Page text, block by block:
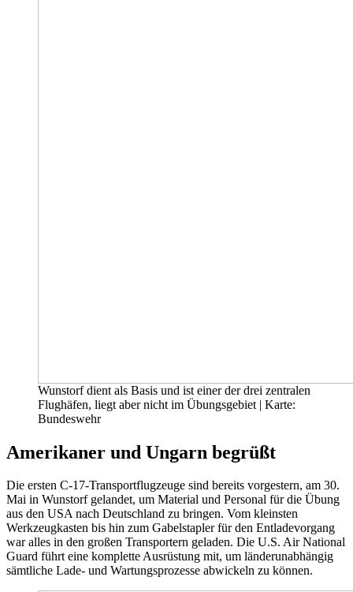
Wunstorf dient als Basis und ist einer der drei zentralen
Flughäfen, liegt aber nicht im Übungsgebiet | Karte:
Bundeswehr
Amerikaner und Ungarn begrüßt
Die ersten C-17-Transportflugzeuge sind bereits vorgestern, am 30.
Mai in Wunstorf gelandet, um Material und Personal für die Übung
aus den USA nach Deutschland zu bringen. Vom kleinsten
Werkzeugkasten bis hin zum Gabelstapler für den Entladevorgang
war alles in den großen Transportern geladen. Die U.S. Air National
Guard führt eine komplette Ausrüstung mit, um länderunabhängig
sämtliche Lade- und Wartungsprozesse abwickeln zu können.